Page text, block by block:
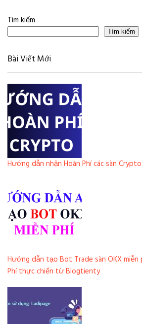
Tìm kiếm
Tìm kiếm
Bài Viết Mới
Hướng dẫn nhận Hoàn Phí các sàn Crypto
Hướng dẫn tạo Bot Trade sàn OKX miễn
Phí thực chiến từ Blogtienty